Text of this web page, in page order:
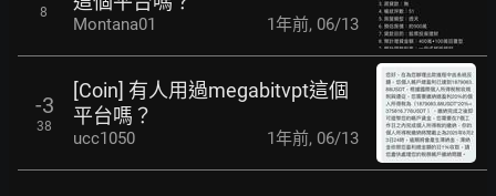
8
Montana01 1年前, 06/13
-3
38
[Coin] 有人用過megabitvpt這個
平台嗎？
ucc1050 1年前, 06/13